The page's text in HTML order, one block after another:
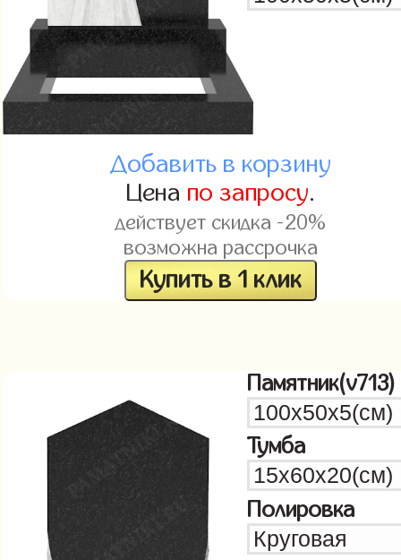
Добавить в корзину
Цена по запросу.
действует скидка -20%
возможна рассрочка
Купить в 1 клик
Памятник(v713)
Тумба
Полировка